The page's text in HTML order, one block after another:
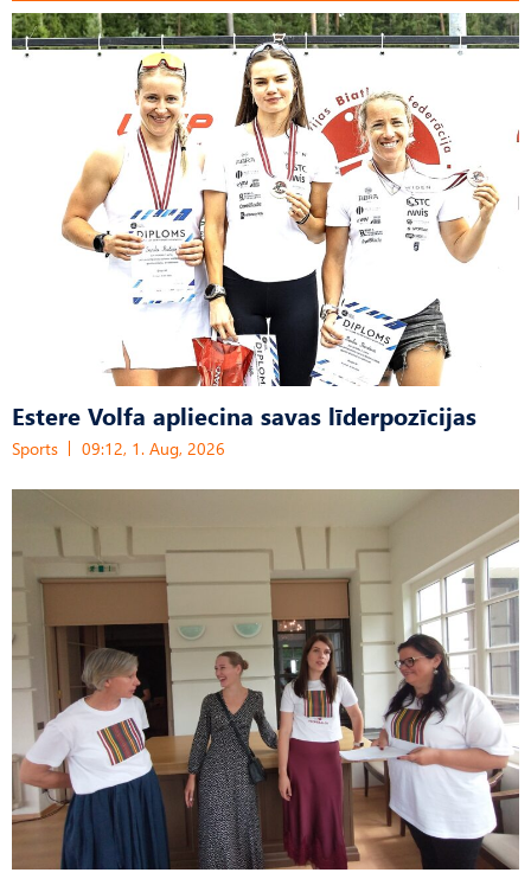
Estere Volfa apliecina savas līderpozīcijas
Sports 09:12, 1. Aug, 2026